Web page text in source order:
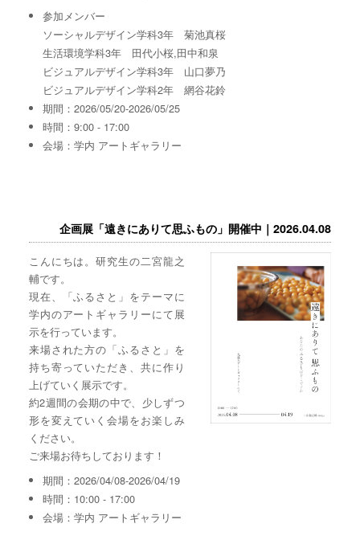
参加メンバー
ソーシャルデザイン学科3年 菊池真桜
生活環境学科3年 田代小桜,田中和泉
ビジュアルデザイン学科3年 山口夢乃
ビジュアルデザイン学科2年 網谷花鈴
期間：2026/05/20-2026/05/25
時間：9:00 - 17:00
会場：学内 アートギャラリー
企画展「遠きにありて思ふもの」開催中｜2026.04.08
こんにちは。研究生の二宮龍之
輔です。
現在、「ふるさと」をテーマに
学内のアートギャラリーにて展
示を行っています。
来場された方の「ふるさと」を
持ち寄っていただき、共に作り
上げていく展示です。
約2週間の会期の中で、少しずつ
形を変えていく会場をお楽しみ
ください。
ご来場お待ちしております！
期間：2026/04/08-2026/04/19
時間：10:00 - 17:00
会場：学内 アートギャラリー